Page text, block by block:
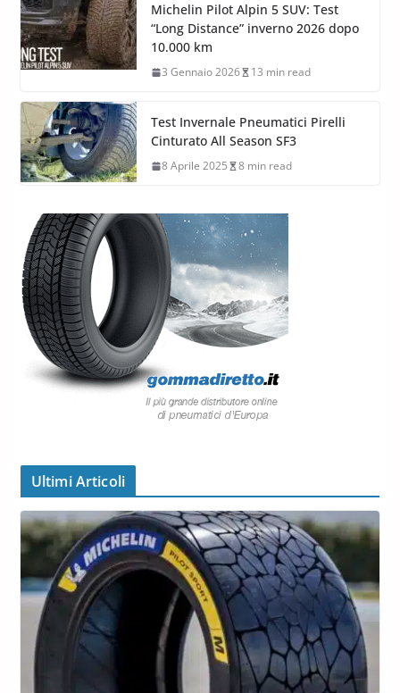
Michelin Pilot Alpin 5 SUV: Test
“Long Distance” inverno 2026 dopo
10.000 km
3 Gennaio 2026 13 min read
Test Invernale Pneumatici Pirelli
Cinturato All Season SF3
8 Aprile 2025 8 min read
Ultimi Articoli